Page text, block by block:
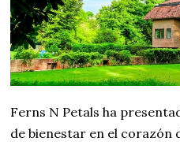
Ferns N Petals ha
de bienestar en el corazón